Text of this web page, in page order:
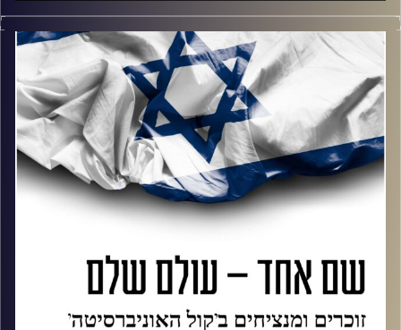
נועה פרג מנציחה את ירון צ'יטיז ז"ל עם אחיו דניאל ובת זוגו
דרה. ירון היה סגן מפקד פלוגה בגדוד שקד של חטיבת גבעתי
ונפל בקרב בצפון רצועת עזה.
שיחה על מי הוא היה, על הגבורה שלו ועל השירים שאהב.
קרדיט תמונות:AudioVersity